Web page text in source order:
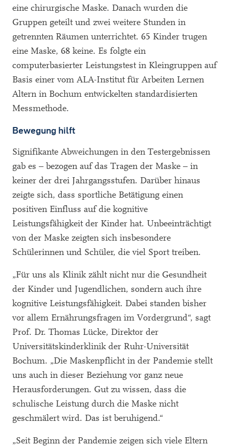
eine chirurgische Maske. Danach wurden die
Gruppen geteilt und zwei weitere Stunden in
getrennten Räumen unterrichtet. 65 Kinder trugen
eine Maske, 68 keine. Es folgte ein
computerbasierter Leistungstest in Kleingruppen auf
Basis einer vom ALA-Institut für Arbeiten Lernen
Altern in Bochum entwickelten standardisierten
Messmethode.
Bewegung hilft
Signifikante Abweichungen in den Testergebnissen
gab es – bezogen auf das Tragen der Maske – in
keiner der drei Jahrgangsstufen. Darüber hinaus
zeigte sich, dass sportliche Betätigung einen
positiven Einfluss auf die kognitive
Leistungsfähigkeit der Kinder hat. Unbeeinträchtigt
von der Maske zeigten sich insbesondere
Schülerinnen und Schüler, die viel Sport treiben.
„Für uns als Klinik zählt nicht nur die Gesundheit
der Kinder und Jugendlichen, sondern auch ihre
kognitive Leistungsfähigkeit. Dabei standen bisher
vor allem Ernährungsfragen im Vordergrund“, sagt
Prof. Dr. Thomas Lücke, Direktor der
Universitätskinderklinik der Ruhr-Universität
Bochum. „Die Maskenpflicht in der Pandemie stellt
uns auch in dieser Beziehung vor ganz neue
Herausforderungen. Gut zu wissen, dass die
schulische Leistung durch die Maske nicht
geschmälert wird. Das ist beruhigend.“
„Seit Beginn der Pandemie zeigen sich viele Eltern